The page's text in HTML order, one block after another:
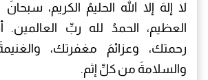
لا إلهَ إلا الله الحليمُ الكريم،
العظيم، الحمدُ لله ربِّ
رحمتك، وعزائمَ مغفرتك،
والسلامةَ من كلِّ إثم.